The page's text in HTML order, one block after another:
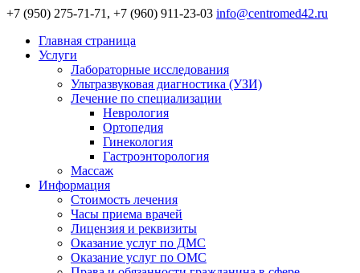
+7 (950) 275-71-71, +7 (960) 911-23-03 info@centromed42.ru
Главная страница
Услуги
Лабораторные исследования
Ультразвуковая диагностика (УЗИ)
Лечение по специализации
Неврология
Ортопедия
Гинекология
Гастроэнторология
Массаж
Информация
Стоимость лечения
Часы приема врачей
Лицензия и реквизиты
Оказание услуг по ДМС
Оказание услуг по ОМС